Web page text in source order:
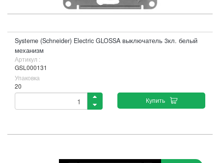
Systeme (Schneider) Electric GLOSSA выключатель 3кл. белый
механизм
Артикул :
GSL000131
Упаковка
20
Купить